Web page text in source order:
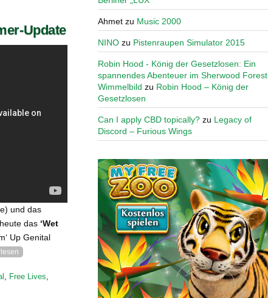
Update
und das
das ‘Wet
Up Genital
Free Lives
Ahmet zu Music 2000
NINO zu Pistenraupen Simulator 2015
Robin Hood - König der Gesetzlosen: Ein
spannendes Abenteuer im Sherwood Forest
Wimmelbild zu Robin Hood – König der
Gesetzlosen
Can I apply CBD topically? zu Legacy of
Discord – Furious Wings